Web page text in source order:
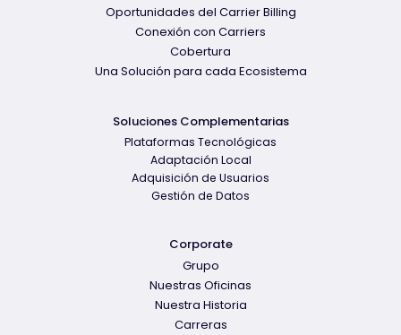
Oportunidades del Carrier Billing
Conexión con Carriers
Cobertura
Una Solución para cada Ecosistema
Soluciones Complementarias
Plataformas Tecnológicas
Adaptación Local
Adquisición de Usuarios
Gestión de Datos
Corporate
Grupo
Nuestras Oficinas
Nuestra Historia
Carreras